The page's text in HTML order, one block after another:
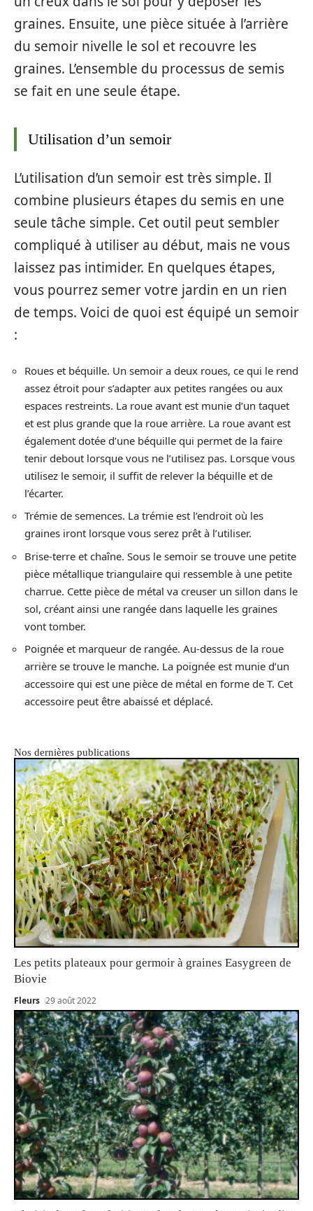
graines. Ensuite, une pièce située à l’arrière
du semoir nivelle le sol et recouvre les
graines. L’ensemble du processus de semis
se fait en une seule étape.
Utilisation d’un semoir
L’utilisation d’un semoir est très simple. Il
combine plusieurs étapes du semis en une
seule tâche simple. Cet outil peut sembler
compliqué à utiliser au début, mais ne vous
laissez pas intimider. En quelques étapes,
vous pourrez semer votre jardin en un rien
de temps. Voici de quoi est équipé un semoir
:
Roues et béquille. Un semoir a deux roues, ce qui le rend
assez étroit pour s’adapter aux petites rangées ou aux
espaces restreints. La roue avant est munie d’un taquet
et est plus grande que la roue arrière. La roue avant est
également dotée d’une béquille qui permet de la faire
tenir debout lorsque vous ne l’utilisez pas. Lorsque vous
utilisez le semoir, il suffit de relever la béquille et de
l’écarter.
Trémie de semences. La trémie est l’endroit où les
graines iront lorsque vous serez prêt à l’utiliser.
Brise-terre et chaîne. Sous le semoir se trouve une petite
pièce métallique triangulaire qui ressemble à une petite
charrue. Cette pièce de métal va creuser un sillon dans le
sol, créant ainsi une rangée dans laquelle les graines
vont tomber.
Poignée et marqueur de rangée. Au-dessus de la roue
arrière se trouve le manche. La poignée est munie d’un
accessoire qui est une pièce de métal en forme de T. Cet
accessoire peut être abaissé et déplacé.
Nos dernières publications
Les petits plateaux pour germoir à graines Easygreen de
Biovie
Fleurs 29 août 2022